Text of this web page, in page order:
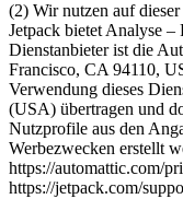
(2) Wir nutzen auf
Jetpack bietet Analyse
Dienstanbieter ist die
Francisco, CA 94110,
Verwendung dieses
(USA) übertragen und
Nutzprofile aus den
Werbezwecken erstellt
https://automattic.com/
https://jetpack.com/